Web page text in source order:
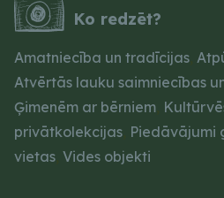
Ko redzēt?
Amatniecība un tradīcijas
Atvērtās lauku saimniecības
Ģimenēm ar bērniem
privātkolekcijas Piedāvājumi
vietas Vides objekti